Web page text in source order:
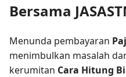
Bersama
Menunda pembayaran
menimbulkan masalah
kerumitan Cara Hitung